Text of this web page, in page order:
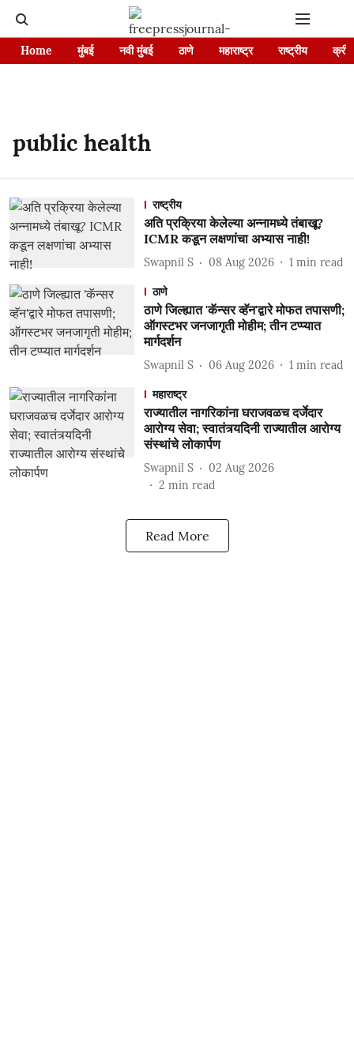
Home मुंबई नवी मुंबई ठाणे महाराष्ट्र राष्ट्रीय
public health
राष्ट्रीय
अति प्रक्रिया केलेल्या अन्नामध्ये तंबाखू?
ICMR कडून लक्षणांचा अभ्यास नाही!
Swapnil S 08 Aug 2026 1 min read
ठाणे
ठाणे जिल्ह्यात 'कॅन्सर व्हॅन'द्वारे मोफत तपासणी;
ऑगस्टभर जनजागृती मोहीम; तीन टप्प्यात
मार्गदर्शन
Swapnil S 06 Aug 2026 1 min read
महाराष्ट्र
राज्यातील नागरिकांना घराजवळच दर्जेदार
आरोग्य सेवा; स्वातंत्र्यदिनी राज्यातील आरोग्य
संस्थांचे लोकार्पण
Swapnil S
02 Aug 2026
2 min read
Read More